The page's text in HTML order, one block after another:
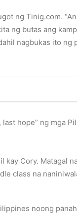
ng Tinig.com.
ng butas ang
nagbukas ito
hope” ng mga
Cory. Matagal
class na
noong